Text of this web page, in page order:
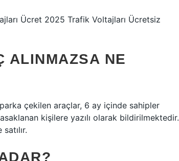
Ücret 2025 Trafik Voltajları Ücretsiz
ALINMAZSA NE
çekilen araçlar, 6 ay içinde sahipler
kişilere yazılı olarak bildirilmektedir.